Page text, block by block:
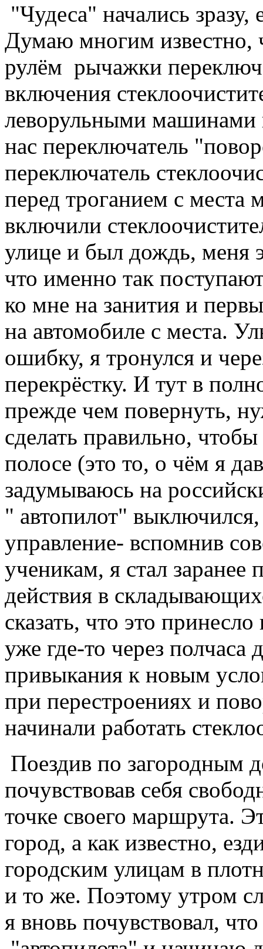
"Чудеса" начались
Думаю многим известно,
рулём рычажки
включения
леворульными машинами
нас переключатель
переключатель
перед троганием с места
включили
улице и был дождь, меня
что именно так
ко мне на занития и
на автомобиле с места.
ошибку, я тронулся и
перекрёстку. И тут в
прежде чем повернуть,
сделать правильно,
полосе (это то, о чём я
задумываюсь на
" автопилот"
управление- вспомнив
ученикам, я стал заранее
действия в
сказать, что это
уже где-то через
привыкания к новым
при перестроениях и
начинали работать
Поездив по загородным
почувствовав себя
точке своего маршрута.
город, а как известно,
городским улицам в
и то же. Поэтому утром
я вновь почувствовал,